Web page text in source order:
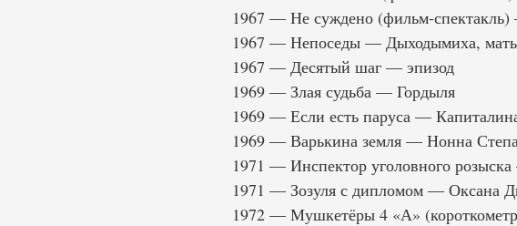
1967 — Не суждено (фильм-
1967 — Непоседы — Дыходымиха,
1967 — Десятый шаг — эпизод
1969 — Злая судьба — Гордыля
1969 — Если есть паруса —
1969 — Варькина земля — Нонна
1971 — Инспектор уголовного
1971 — Зозуля с дипломом — Оксана
1972 — Мушкетёры 4 «А»